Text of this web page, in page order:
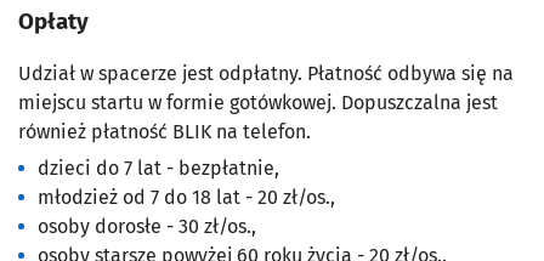
Opłaty
Udział w spacerze jest odpłatny. Płatność odbywa się na
miejscu startu w formie gotówkowej. Dopuszczalna jest
również płatność BLIK na telefon.
dzieci do 7 lat - bezpłatnie,
młodzież od 7 do 18 lat - 20 zł/os.,
osoby dorosłe - 30 zł/os.,
osoby starsze powyżej 60 roku życia - 20 zł/os..